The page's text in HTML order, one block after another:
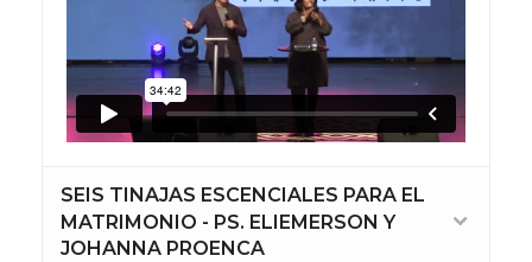
SEIS TINAJAS ESCENCIALES PARA EL
MATRIMONIO - PS. ELIEMERSON Y
JOHANNA PROENCA